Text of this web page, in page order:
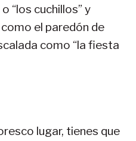
“los cuchillos” y
el paredón de
como “la fiesta
lugar, tienes que